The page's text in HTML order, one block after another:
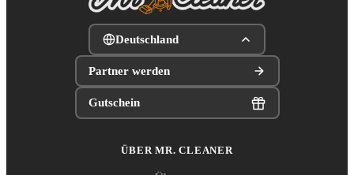
Deutschland
Partner werden
Gutschein
ÜBER MR. CLEANER